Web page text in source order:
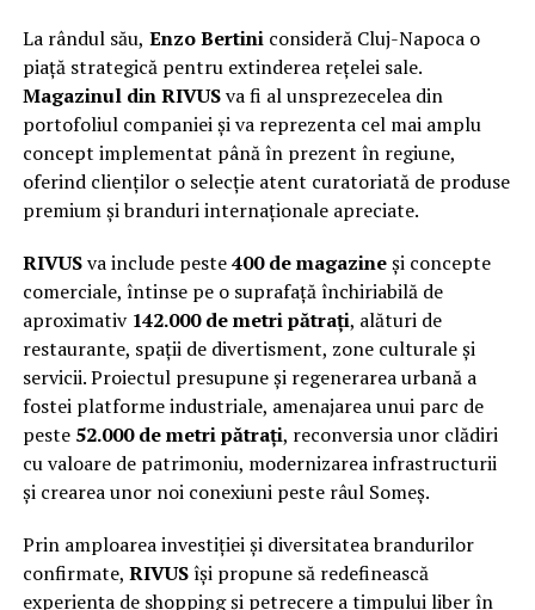
La rândul său, Enzo Bertiniconsideră Cluj-Napoca o
piață strategică pentru extinderea rețelei sale.
Magazinul din RIVUSva fi al unsprezecelea din
portofoliul companiei și va reprezenta cel mai amplu
concept implementat până în prezent în regiune,
oferind clienților o selecție atent curatoriată de produse
premium și branduri internaționale apreciate.
RIVUSva include peste400 de magazineși concepte
comerciale, întinse pe o suprafață închiriabilă de
aproximativ 142.000 de metri pătrați, alături de
restaurante, spații de divertisment, zone culturale și
servicii. Proiectul presupune și regenerarea urbană a
fostei platforme industriale, amenajarea unui parc de
peste 52.000 de metri pătrați, reconversia unor clădiri
cu valoare de patrimoniu, modernizarea infrastructurii
și crearea unor noi conexiuni peste râul Someș.
Prin amploarea investiției și diversitatea brandurilor
confirmate, RIVUSîși propune să redefinească
experiența de shopping și petrecere a timpului liber în